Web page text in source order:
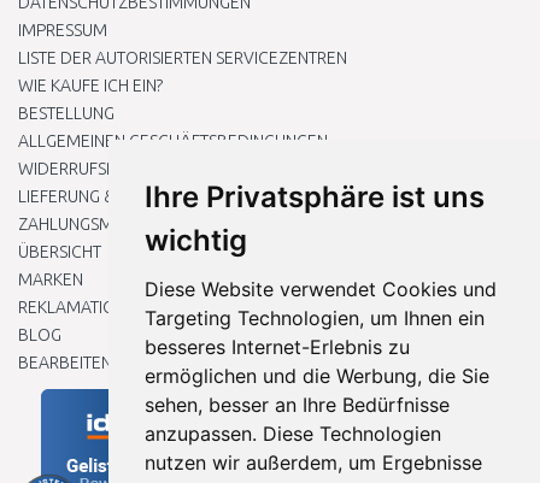
Ihre Privatsphäre ist uns
wichtig
Diese Website verwendet Cookies und
Targeting Technologien, um Ihnen ein
besseres Internet-Erlebnis zu
ermöglichen und die Werbung, die Sie
sehen, besser an Ihre Bedürfnisse
anzupassen. Diese Technologien
nutzen wir außerdem, um Ergebnisse
IMPRESSUM
LISTE DER AUTORISIERTEN SERVICEZENTREN
WIE KAUFE ICH EIN?
BESTELLUNG
ALLGEMEINEN GESCHÄFTSBEDINGUNGEN
WIDERRUFSRECHT
LIEFERUNG & ZAHLUNG
ZAHLUNGSMETHODEN
ÜBERSICHT
MARKEN
REKLAMATIONEN UND RETOUREN
BLOG
BEARBEITEN SIE MEINE COOKIE-EINSTELLUNGEN